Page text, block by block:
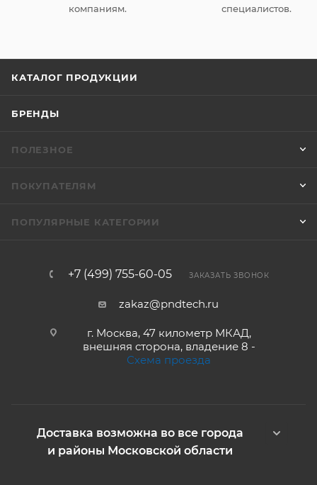
компаниям.
специалистов.
КАТАЛОГ ПРОДУКЦИИ
БРЕНДЫ
ПОЛЕЗНОЕ
ПОКУПАТЕЛЯМ
ПОПУЛЯРНЫЕ КАТЕГОРИИ
+7 (499) 755-60-05 ЗАКАЗАТЬ ЗВОНОК
zakaz@pndtech.ru
г. Москва, 47 километр МКАД,
внешняя сторона, владение 8 -
Схема проезда
Доставка возможна во все города
и районы Московской области